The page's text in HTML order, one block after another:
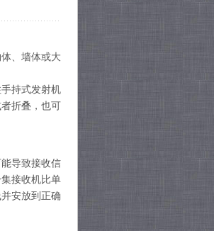
、墙体或大
持式发射机
折叠，也可
导致接收信
接收机比单
安放到正确